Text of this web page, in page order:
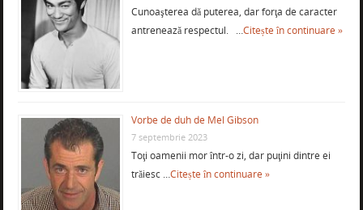
Cunoaşterea dă puterea, dar forţa de caracter
antrenează respectul. …Citește în continuare »
Vorbe de duh de Mel Gibson
7 septembrie 2023
Toţi oamenii mor într-o zi, dar puţini dintre ei
trăiesc …Citește în continuare »